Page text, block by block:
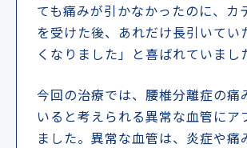
ても痛みが引かなかったのに、カ
を受けた後、あれだけ長引いてい
くなりました」と喜ばれていまし
今回の治療では、腰椎分離症の痛
いると考えられる異常な血管にア
ました。異常な血管は、炎症や痛